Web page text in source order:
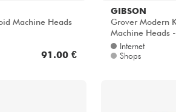
Machine Heads
91.00 €
GIBSON
Grover Modern
Machine Heads
Internet
Shops